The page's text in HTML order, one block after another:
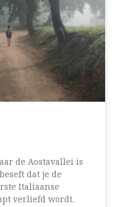
de Aostavallei is
dat je de
Italiaanse
verliefd wordt.